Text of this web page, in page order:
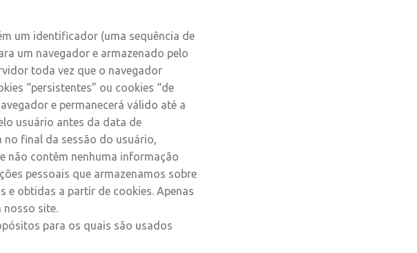
um identificador (uma sequência de
um navegador e armazenado pelo
toda vez que o navegador
“persistentes” ou cookies “de
e permanecerá válido até a
usuário antes da data de
final da sessão do usuário,
não contêm nenhuma informação
pessoais que armazenamos sobre
e obtidas a partir de cookies. Apenas
nosso site.
para os quais são usados